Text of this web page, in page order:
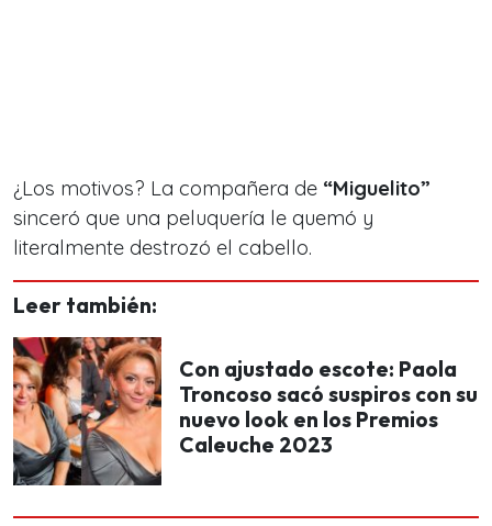
¿Los motivos? La compañera de “Miguelito”
sinceró que una peluquería le quemó y
literalmente destrozó el cabello.
Leer también:
Con ajustado escote: Paola
Troncoso sacó suspiros con su
nuevo look en los Premios
Caleuche 2023